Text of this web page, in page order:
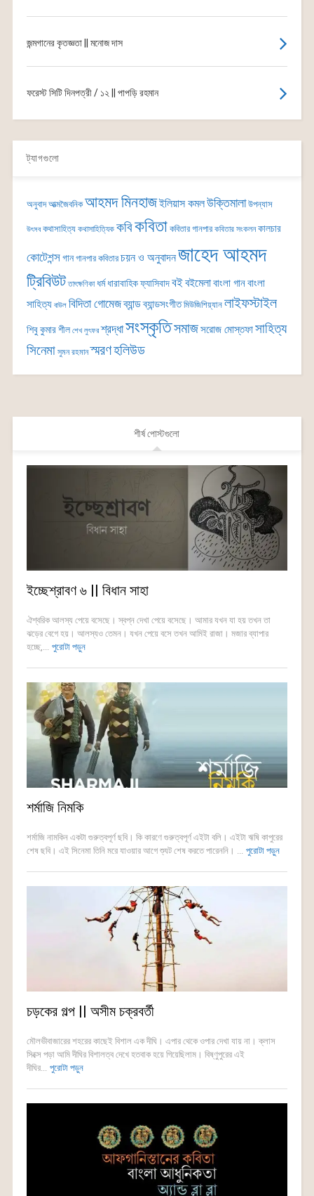
জন্মগানের কৃতজ্ঞতা || মনোজ দাস
ফরেস্ট সিটি দিনপত্রী / ১২ || পাপড়ি রহমান
ট্যাগগুলো
অনুবাদ আত্মজৈবনিক আহমদ মিনহাজইলিয়াস কমলউক্তিমালা উপন্যাস
উৎসব কথাসাহিত্য কথাসাহিত্যিক কবিকবিতা কবিতার গানপার কবিতার সংকলন কালচার
কোটেশন্সগান গানপার কবিতার চয়ন ও অনুবাদনজাহেদ আহমদ
ট্রিবিউট তাৎক্ষণিকা ধর্ম ধারাবাহিকফ্যাসিবাদবইবইমেলাবাংলা গানবাংলা
সাহিত্য বাউল বিদিতা গোমেজব্যান্ডব্যান্ডসংগীত মিউজিশিয়্যান লাইফস্টাইল
শিবু কুমার শীল শেখ লুৎফর শ্রদ্ধাসংস্কৃতিসমাজসরোজ মোস্তফাসাহিত্য
সিনেমা সুমন রহমান স্মরণহলিউড
শীর্ষ পোস্টগুলো
ইচ্ছেশ্রাবণ ৬ || বিধান সাহা
ঐশ্বরিক আলস্য পেয়ে বসেছে। স্বপ্ন দেখা পেয়ে বসেছে। আমার যখন যা হয় তখন তা
ঝড়ের বেগে হয়। আলস্যও তেমন। যখন পেয়ে বসে তখন আমিই রাজা। মজার ব্যাপার
হচ্ছে,... পুরোটা পড়ুন
শর্মাজি নিমকি
শর্মাজি নামকিন একটা গুরুত্বপূর্ণ ছবি। কি কারণে গুরুত্বপূর্ণ এইটা বলি। এইটা ঋষি কাপুরের
শেষ ছবি। এই সিনেমা তিনি মরে যাওয়ার আগে শ্যুট শেষ করতে পারেননি। ... পুরোটা পড়ুন
চড়কের গল্প || অসীম চক্রবর্তী
মৌলভীবাজারের শহরের কাছেই বিশাল এক দীঘি। এপার থেকে ওপার দেখা যায় না। ক্লাস
সিক্সে পড়া আমি দীঘির বিশালত্ব দেখে হতবাক হয়ে গিয়েছিলাম। বিষ্ণুপুরের এই
দীঘির... পুরোটা পড়ুন